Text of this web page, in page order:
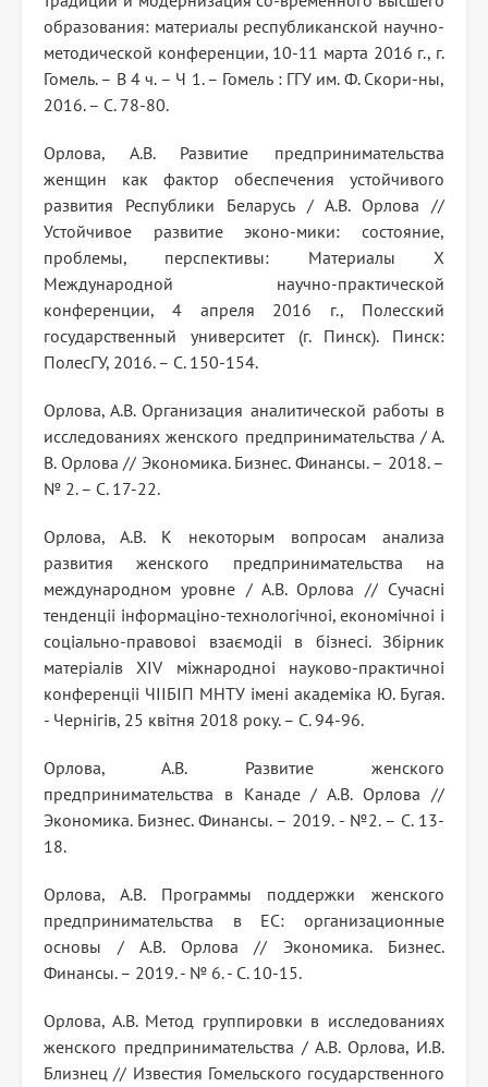
образования: материалы республиканской научно-
методической конференции, 10-11 марта 2016 г., г.
Гомель. – В 4 ч. – Ч 1. – Гомель : ГГУ им. Ф. Скори-ны,
2016. – С. 78-80.
Орлова, А.В. Развитие предпринимательства
женщин как фактор обеспечения устойчивого
развития Республики Беларусь / А.В. Орлова //
Устойчивое развитие эконо-мики: состояние,
проблемы, перспективы: Материалы Х
Международной научно-практической
конференции, 4 апреля 2016 г., Полесский
государственный университет (г. Пинск). Пинск:
ПолесГУ, 2016. – С. 150-154.
Орлова, А.В. Организация аналитической работы в
исследованиях женского предпринимательства / А.
В. Орлова // Экономика. Бизнес. Финансы. – 2018. –
№ 2. – С. 17-22.
Орлова, А.В. К некоторым вопросам анализа
развития женского предпринимательства на
международном уровне / А.В. Орлова // Сучасні
тенденціі інформаціно-технологічноі, економічноі і
соціально-правовоі взаємодіі в бізнесі. Збірник
матеріалів ХІV міжнародноі науково-практичноі
конференціі ЧІІБІП МНТУ імені академіка Ю. Бугая.
- Чернігів, 25 квітня 2018 року. – C. 94-96.
Орлова, А.В. Развитие женского
предпринимательства в Канаде / А.В. Орлова //
Экономика. Бизнес. Финансы. – 2019. - №2. – С. 13-
18.
Орлова, А.В. Программы поддержки женского
предпринимательства в ЕС: организационные
основы / А.В. Орлова // Экономика. Бизнес.
Финансы. – 2019. - № 6. - С. 10-15.
Орлова, А.В. Метод группировки в исследованиях
женского предпринимательства / А.В. Орлова, И.В.
Близнец // Известия Гомельского государственного